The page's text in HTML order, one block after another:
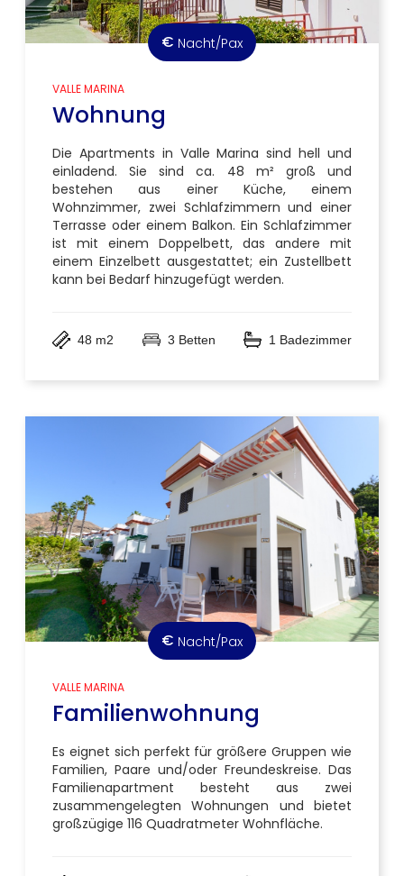
€ Nacht/Pax
VALLE MARINA
Wohnung
Die Apartments in Valle Marina sind hell und
einladend. Sie sind ca. 48 m² groß und
bestehen aus einer Küche, einem
Wohnzimmer, zwei Schlafzimmern und einer
Terrasse oder einem Balkon. Ein Schlafzimmer
ist mit einem Doppelbett, das andere mit
einem Einzelbett ausgestattet; ein Zustellbett
kann bei Bedarf hinzugefügt werden.
48 m2 3 Betten 1 Badezimmer
€ Nacht/Pax
VALLE MARINA
Familienwohnung
Es eignet sich perfekt für größere Gruppen wie
Familien, Paare und/oder Freundeskreise. Das
Familienapartment besteht aus zwei
zusammengelegten Wohnungen und bietet
großzügige 116 Quadratmeter Wohnfläche.